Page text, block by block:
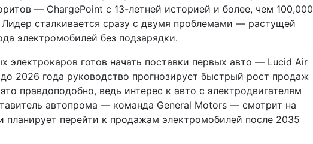
— ChargePoint с 13-летней историей и более, чем 100,000
сталкивается сразу с двумя проблемами — растущей
электромобилей без подзарядки.
электрокаров готов начать поставки первых авто — Lucid Air
2026 года руководство прогнозирует быстрый рост продаж
правдоподобно, ведь интерес к авто с электродвигателям
автопрома — команда General Motors — смотрит на
планирует перейти к продажам электромобилей после 2035